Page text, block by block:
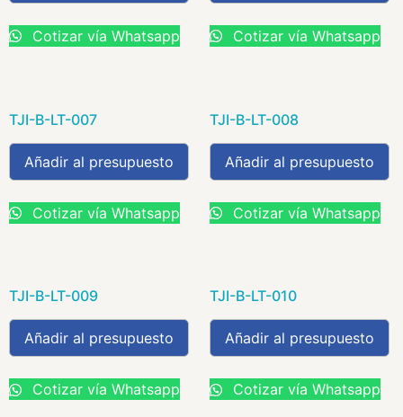
Cotizar vía Whatsapp Cotizar vía Whatsapp
TJI-B-LT-007
Añadir al presupuesto
Cotizar vía Whatsapp
TJI-B-LT-008
Añadir al presupuesto
Cotizar vía Whatsapp
TJI-B-LT-009
Añadir al presupuesto
Cotizar vía Whatsapp
TJI-B-LT-010
Añadir al presupuesto
Cotizar vía Whatsapp